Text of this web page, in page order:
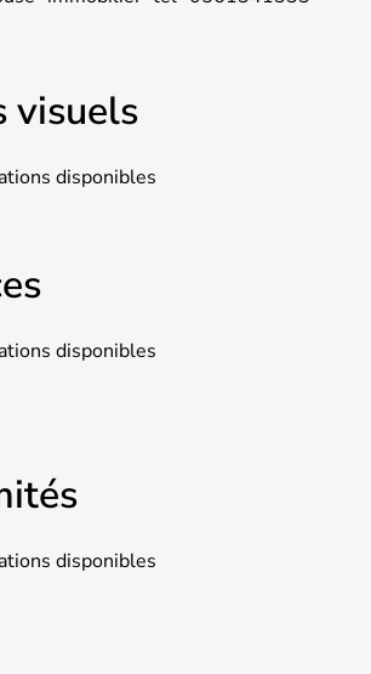
visuels
disponibles
disponibles
disponibles